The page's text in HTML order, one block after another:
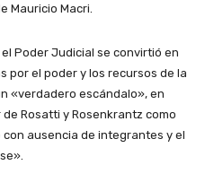
Mauricio Macri.
Poder Judicial se convirtió en
por el poder y los recursos de la
«verdadero escándalo», en
Rosatti y Rosenkrantz como
ausencia de integrantes y el